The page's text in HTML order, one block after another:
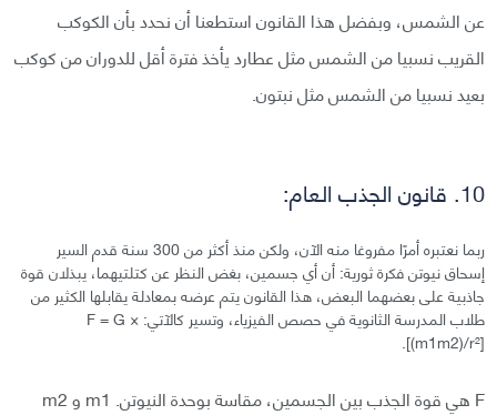
عن الشمس، وبفضل هذا القانون استطعنا أن نحدد بأن الكوكب
القريب نسبيا من الشمس مثل عطارد يأخذ فترة أقل للدوران من كوكب
بعيد نسبيا من الشمس مثل نبتون.
10. قانون الجذب العام:
ربما نعتبره أمرًا مفروغا منه الآن، ولكن منذ أكثر من 300 سنة قدم السير
إسحاق نيوتن فكرة ثورية: أن أي جسمين، بغض النظر عن كتلتيهما، يبذلان قوة
جاذبية على بعضهما البعض، هذا القانون يتم عرضه بمعادلة يقابلها الكثير من
طلاب المدرسة الثانوية في حصص الفيزياء، وتسير كالآتي: F = G ×
[(m1m2)/r²].
F هي قوة الجذب بين الجسمين، مقاسة بوحدة النيوتن. m1 و m2